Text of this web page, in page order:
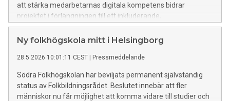
att stärka medarbetarnas digitala kompetens bidrar
projektet i förlängningen till ett inkluderande,
konkurrenskraftigt arbetsliv i Västsverige.
Ny folkhögskola mitt i Helsingborg
28.5.2026 10:01:11 CEST | Pressmeddelande
Södra Folkhögskolan har beviljats permanent självständig
status av Folkbildningsrådet. Beslutet innebär att fler
människor nu får möjlighet att komma vidare till studier och